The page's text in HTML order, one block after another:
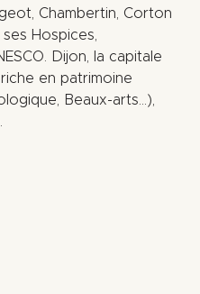
Chambertin, Corton
Hospices,
Dijon, la capitale
en patrimoine
Beaux-arts...),